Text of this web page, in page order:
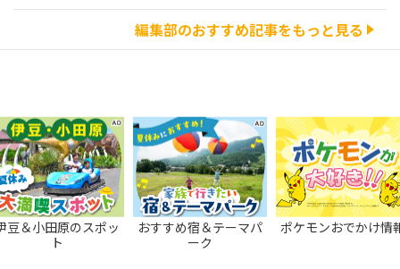
編集部のおすすめ記事をもっと見る
豆＆小田原のスポッ
ト
おすすめ宿＆テーマパ
ーク
ポケモンおでかけ情